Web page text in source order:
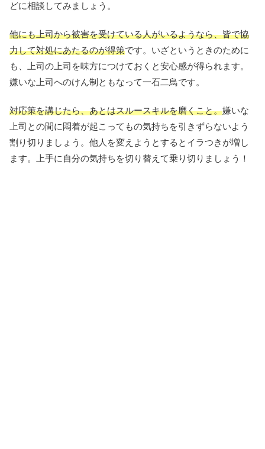
どに相談してみましょう。
他にも上司から被害を受けている人がいるようなら、皆で協
力して対処にあたるのが得策です。いざというときのために
も、上司の上司を味方につけておくと安心感が得られます。
嫌いな上司へのけん制ともなって一石二鳥です。
対応策を講じたら、あとはスルースキルを磨くこと。嫌いな
上司との間に悶着が起こってもの気持ちを引きずらないよう
割り切りましょう。他人を変えようとするとイラつきが増し
ます。上手に自分の気持ちを切り替えて乗り切りましょう！